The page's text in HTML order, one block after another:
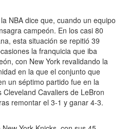
NBA dice que, cuando un equipo
campeón. En los casi 80
esta situación se repitió 39
la franquicia que iba
con New York revalidando la
en la que el conjunto que
un séptimo partido fue en la
Cavaliers de LeBron
remontar el 3-1 y ganar 4-3.